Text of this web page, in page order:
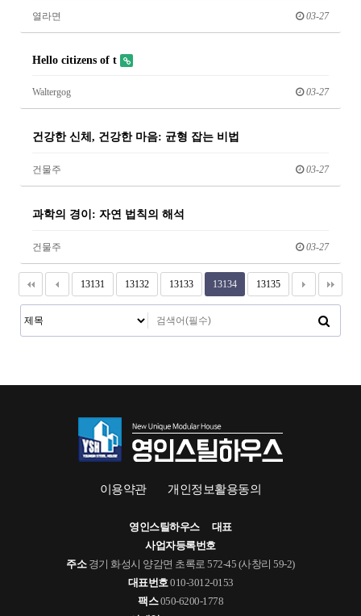
열라면 03-27
Hello citizens of t
Waltergog 03-27
건강한 신체, 건강한 마음: 균형 잡는 비법
건물주 03-27
과학의 경이: 자연 법칙의 해석
건물주 03-27
13131 13132 13133 13134 13135
이용약관 개인정보활용동의
영인스틸하우스
대표
사업자등록번호
주소경기 화성시 양감면 초록로 572-45 (사창리 59-2)
대표번호010-3012-0153
팩스050-6200-1778